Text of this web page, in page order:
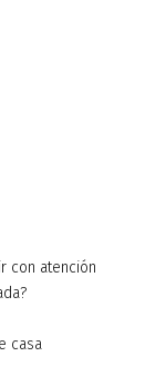
con atención
casa